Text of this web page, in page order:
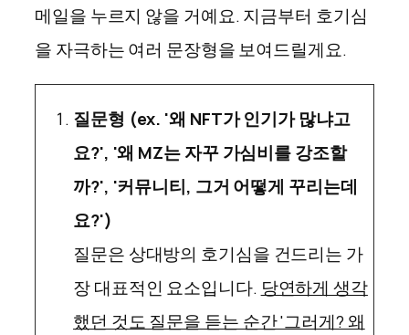
메일을 누르지 않을 거예요. 지금부터 호기심
을 자극하는 여러 문장형을 보여드릴게요.
질문형 (ex. '왜 NFT가 인기가 많냐고
요?', '왜 MZ는 자꾸 가심비를 강조할
까?', '커뮤니티, 그거 어떻게 꾸리는데
요?')
질문은 상대방의 호기심을 건드리는 가
장 대표적인 요소입니다. 당연하게 생각
했던 것도 질문을 듣는 순간 '그러게? 왜